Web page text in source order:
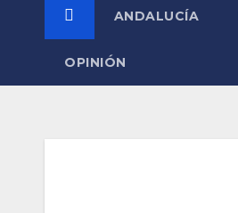
ANDALUCÍA
OPINIÓN